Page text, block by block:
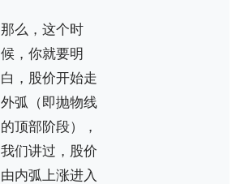
那么，这个时
候，你就要明
白，股价开始走
外弧（即抛物线
的顶部阶段），
我们讲过，股价
由内弧上涨进入